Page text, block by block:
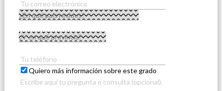
Quiero más información sobre este grado